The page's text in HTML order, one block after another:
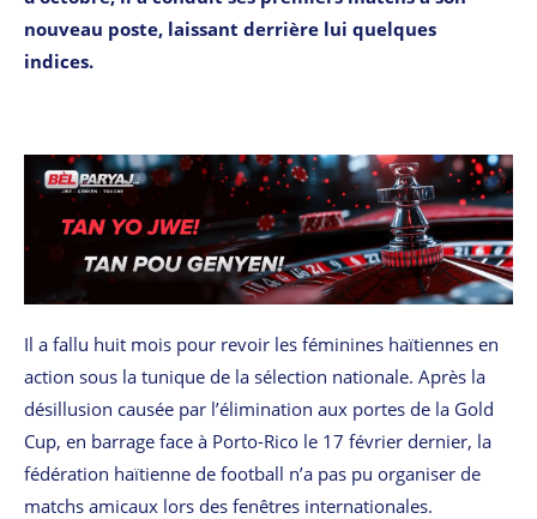
nouveau poste, laissant derrière lui quelques
indices.
Il a fallu huit mois pour revoir les féminines haïtiennes en
action sous la tunique de la sélection nationale. Après la
désillusion causée par l’élimination aux portes de la Gold
Cup, en barrage face à Porto-Rico le 17 février dernier, la
fédération haïtienne de football n’a pas pu organiser de
matchs amicaux lors des fenêtres internationales.